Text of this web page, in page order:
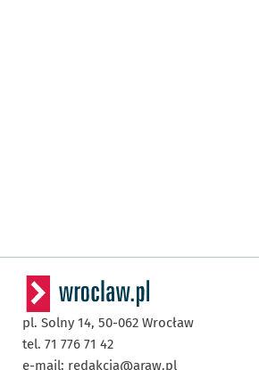
pl. Solny 14, 50-062 Wrocław
tel. 71 776 71 42
e-mail: redakcja@araw.pl